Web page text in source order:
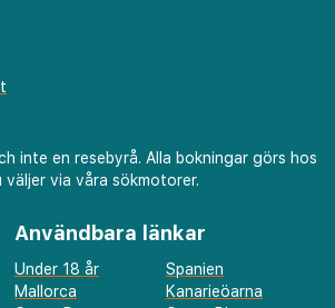
inte en resebyrå. Alla bokningar görs hos
väljer via våra sökmotorer.
Användbara länkar
Under 18 år
Spanien
Mallorca
Kanarieöarna